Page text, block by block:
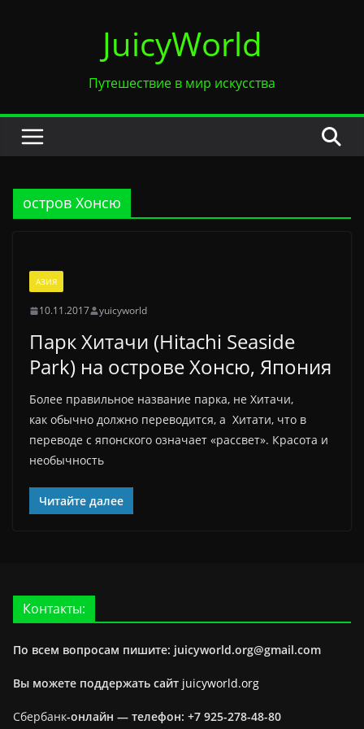
JuicyWorld
Путешествие в мир искусства
остров Хонсю
АЗИЯ
10.11.2017 yuicyworld
Парк Хитачи (Hitachi Seaside
Park) на острове Хонсю, Япония
Более правильное название парка, не Хитачи,
как обычно должно переводится, а Хитати, что в
переводе с японского означает «рассвет». Красота и
необычность
Читайте далее
Контакты:
По всем вопросам пишите: juicyworld.org@gmail.com
Вы можете поддержать сайт juicyworld.org
Сбербанк-онлайн — телефон: +7 925-278-48-80